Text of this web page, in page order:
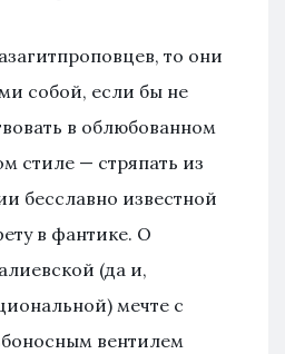
то они
собой, если бы не
в облюбованном
стиле — стряпать из
бесславно известной
в фантике. О
(да и,
мечте с
вентилем